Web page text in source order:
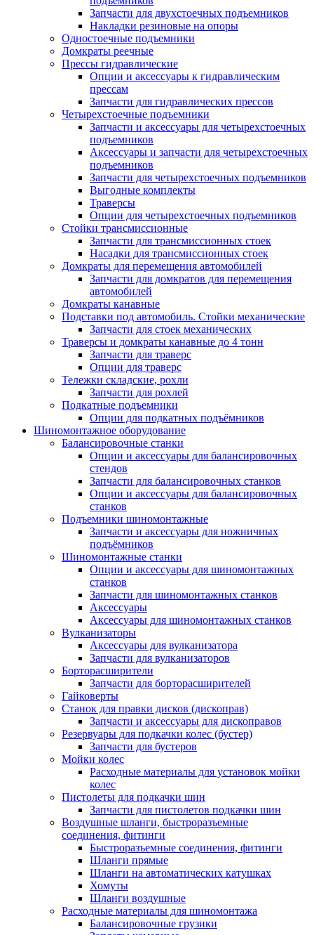
Запчасти для двухстоечных подъемников
Накладки резиновые на опоры
Одностоечные подъемники
Домкраты реечные
Прессы гидравлические
Опции и аксессуары к гидравлическим
прессам
Запчасти для гидравлических прессов
Четырехстоечные подъемники
Запчасти и аксессуары для четырехстоечных
подъемников
Аксессуары и запчасти для четырехстоечных
подъемников
Запчасти для четырехстоечных подъемников
Выгодные комплекты
Траверсы
Опции для четырехстоечных подъемников
Стойки трансмиссионные
Запчасти для трансмиссионных стоек
Насадки для трансмиссионных стоек
Домкраты для перемещения автомобилей
Запчасти для домкратов для перемещения
автомобилей
Домкраты канавные
Подставки под автомобиль. Стойки механические
Запчасти для стоек механических
Траверсы и домкраты канавные до 4 тонн
Запчасти для траверс
Опции для траверс
Тележки складские, рохли
Запчасти для рохлей
Подкатные подъемники
Опции для подкатных подъёмников
Шиномонтажное оборудование
Балансировочные станки
Опции и аксессуары для балансировочных
стендов
Запчасти для балансировочных станков
Опции и аксессуары для балансировочных
станков
Подъемники шиномонтажные
Запчасти и аксессуары для ножничных
подъёмников
Шиномонтажные станки
Опции и аксессуары для шиномонтажных
станков
Запчасти для шиномонтажных станков
Аксессуары
Аксессуары для шиномонтажных станков
Вулканизаторы
Аксессуары для вулканизатора
Запчасти для вулканизаторов
Борторасширители
Запчасти для борторасширителей
Гайковерты
Станок для правки дисков (дископрав)
Запчасти и аксессуары для дископравов
Резервуары для подкачки колес (бустер)
Запчасти для бустеров
Мойки колес
Расходные материалы для установок мойки
колес
Пистолеты для подкачки шин
Запчасти для пистолетов подкачки шин
Воздушные шланги, быстроразъемные
соединения, фитинги
Быстроразъемные соединения, фитинги
Шланги прямые
Шланги на автоматических катушках
Хомуты
Шланги воздушные
Расходные материалы для шиномонтажа
Балансировочные грузики